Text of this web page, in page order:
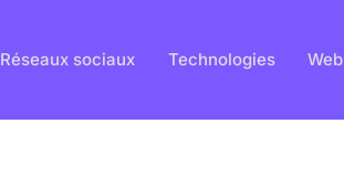
Réseaux sociaux Technologies Web